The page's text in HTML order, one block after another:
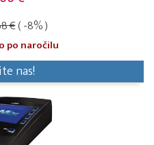
€( -8% )
po naročilu
nas!